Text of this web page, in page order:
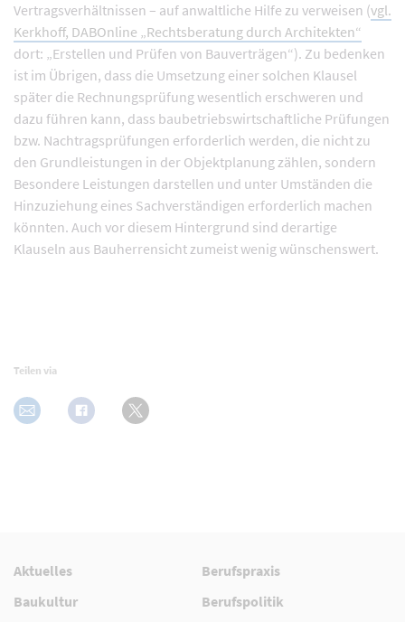
Vertragsverhältnissen – auf anwaltliche Hilfe zu verweisen (vgl.
Kerkhoff, DABOnline „Rechtsberatung durch Architekten“
dort: „Erstellen und Prüfen von Bauverträgen“). Zu bedenken
ist im Übrigen, dass die Umsetzung einer solchen Klausel
später die Rechnungsprüfung wesentlich erschweren und
dazu führen kann, dass baubetriebswirtschaftliche Prüfungen
bzw. Nachtragsprüfungen erforderlich werden, die nicht zu
den Grundleistungen in der Objektplanung zählen, sondern
Besondere Leistungen darstellen und unter Umständen die
Hinzuziehung eines Sachverständigen erforderlich machen
könnten. Auch vor diesem Hintergrund sind derartige
Klauseln aus Bauherrensicht zumeist wenig wünschenswert.
Teilen via
Aktuelles
Berufspraxis
Baukultur
Berufspolitik